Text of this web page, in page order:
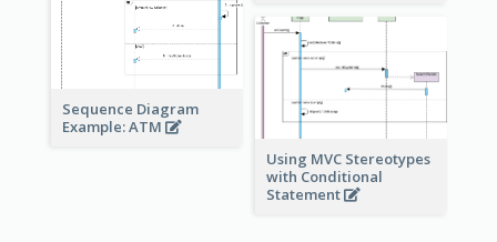
Sequence Diagram
Example: ATM
Using MVC Stereotypes
with Conditional
Statement